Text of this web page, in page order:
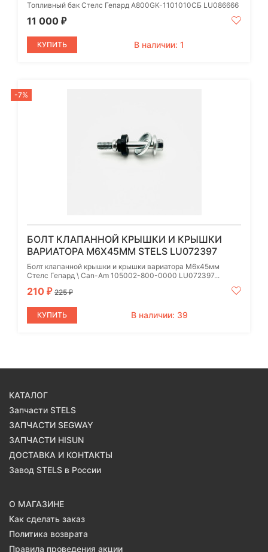
Топливный бак Стелс Гепард A800GK-1101010СБ LU086666
11 000 ₽
КУПИТЬ В наличии: 1
-7%
БОЛТ КЛАПАННОЙ КРЫШКИ И КРЫШКИ
ВАРИАТОРА М6Х45ММ STELS LU072397
Болт клапанной крышки и крышки вариатора М6х45мм
Стелс Гепард \ Can-Am 105002-800-0000 LU072397...
210 ₽ 225₽
КУПИТЬ В наличии: 39
КАТАЛОГ
Запчасти STELS
ЗАПЧАСТИ SEGWAY
ЗАПЧАСТИ HISUN
ДОСТАВКА И КОНТАКТЫ
Завод STELS в России
О МАГАЗИНЕ
Как сделать заказ
Политика возврата
Правила проведения акции